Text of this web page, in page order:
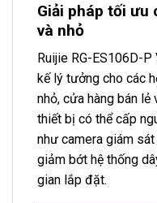
Giải pháp tối ưu
và nhỏ
Ruijie RG-ES106D-
kế lý tưởng cho các
nhỏ, cửa hàng bán lẻ
thiết bị có thể cấp
như camera giám
giảm bớt hệ thống
gian lắp đặt.